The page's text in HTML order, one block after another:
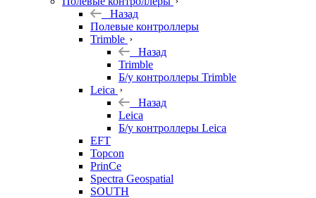
Назад
Полевые контроллеры
Trimble
Назад
Trimble
Б/у контроллеры Trimble
Leica
Назад
Leica
Б/у контроллеры Leica
EFT
Topcon
PrinCe
Spectra Geospatial
SOUTH